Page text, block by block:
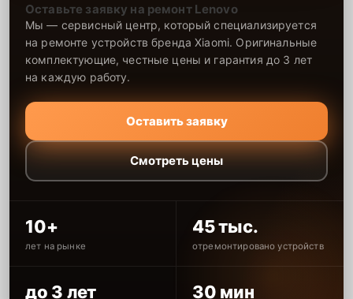
Оставьте заявку на ремонт Lenovo
Мы — сервисный центр, который специализируется
на ремонте устройств бренда Xiaomi. Оригинальные
комплектующие, честные цены и гарантия до 3 лет
на каждую работу.
Оставить заявку
Смотреть цены
10+
лет на рынке
45 тыс.
отремонтировано устройств
до 3 лет 30 мин